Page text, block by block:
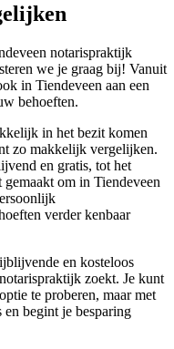
notarispraktijk
we je graag bij! Vanuit
in Tiendeveen aan een
behoeften.
in het bezit komen
zo makkelijk vergelijken.
en gratis, tot het
om in Tiendeveen
verder kenbaar
en kosteloos
zoekt. Je kunt
te proberen, maar met
en begint je besparing